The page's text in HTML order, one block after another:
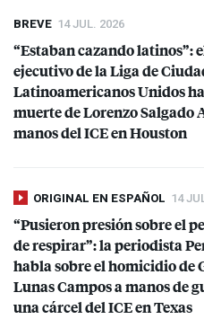
BREVE 14 JUL. 2026
“Estaban cazando latinos”:
ejecutivo de la Liga de
Latinoamericanos Unidos
muerte de Lorenzo Salgado
manos delICEen Houston
ORIGINAL EN ESPAÑOL 14
“Pusieron presión sobre el
de respirar”: la periodista
habla sobre el homicidio de
Lunas Campos a manos de
una cárcel delICEen Texas